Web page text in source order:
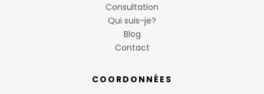
Consultation
Qui suis-je?
Blog
Contact
COORDONNÉES